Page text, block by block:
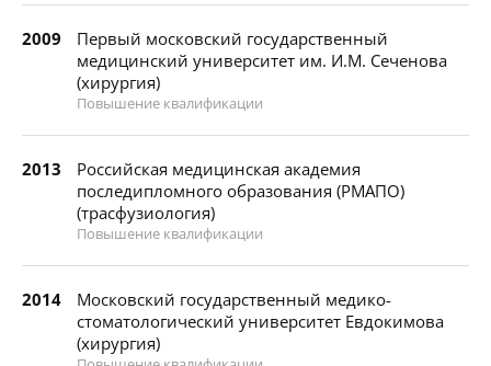
2009
Первый московский государственный
медицинский университет им. И.М. Сеченова
(хирургия)
Повышение квалификации
2013
Российская медицинская академия
последипломного образования (РМАПО)
(трасфузиология)
Повышение квалификации
2014
Московский государственный медико-
стоматологический университет Евдокимова
(хирургия)